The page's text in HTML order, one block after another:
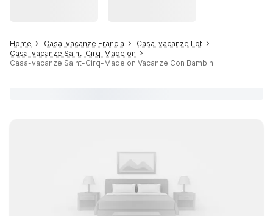
Home Casa-vacanze Francia
Casa-vacanze Lot
Casa-vacanze Saint-Cirq-Madelon
Casa-vacanze Saint-Cirq-Madelon Vacanze Con Bambini